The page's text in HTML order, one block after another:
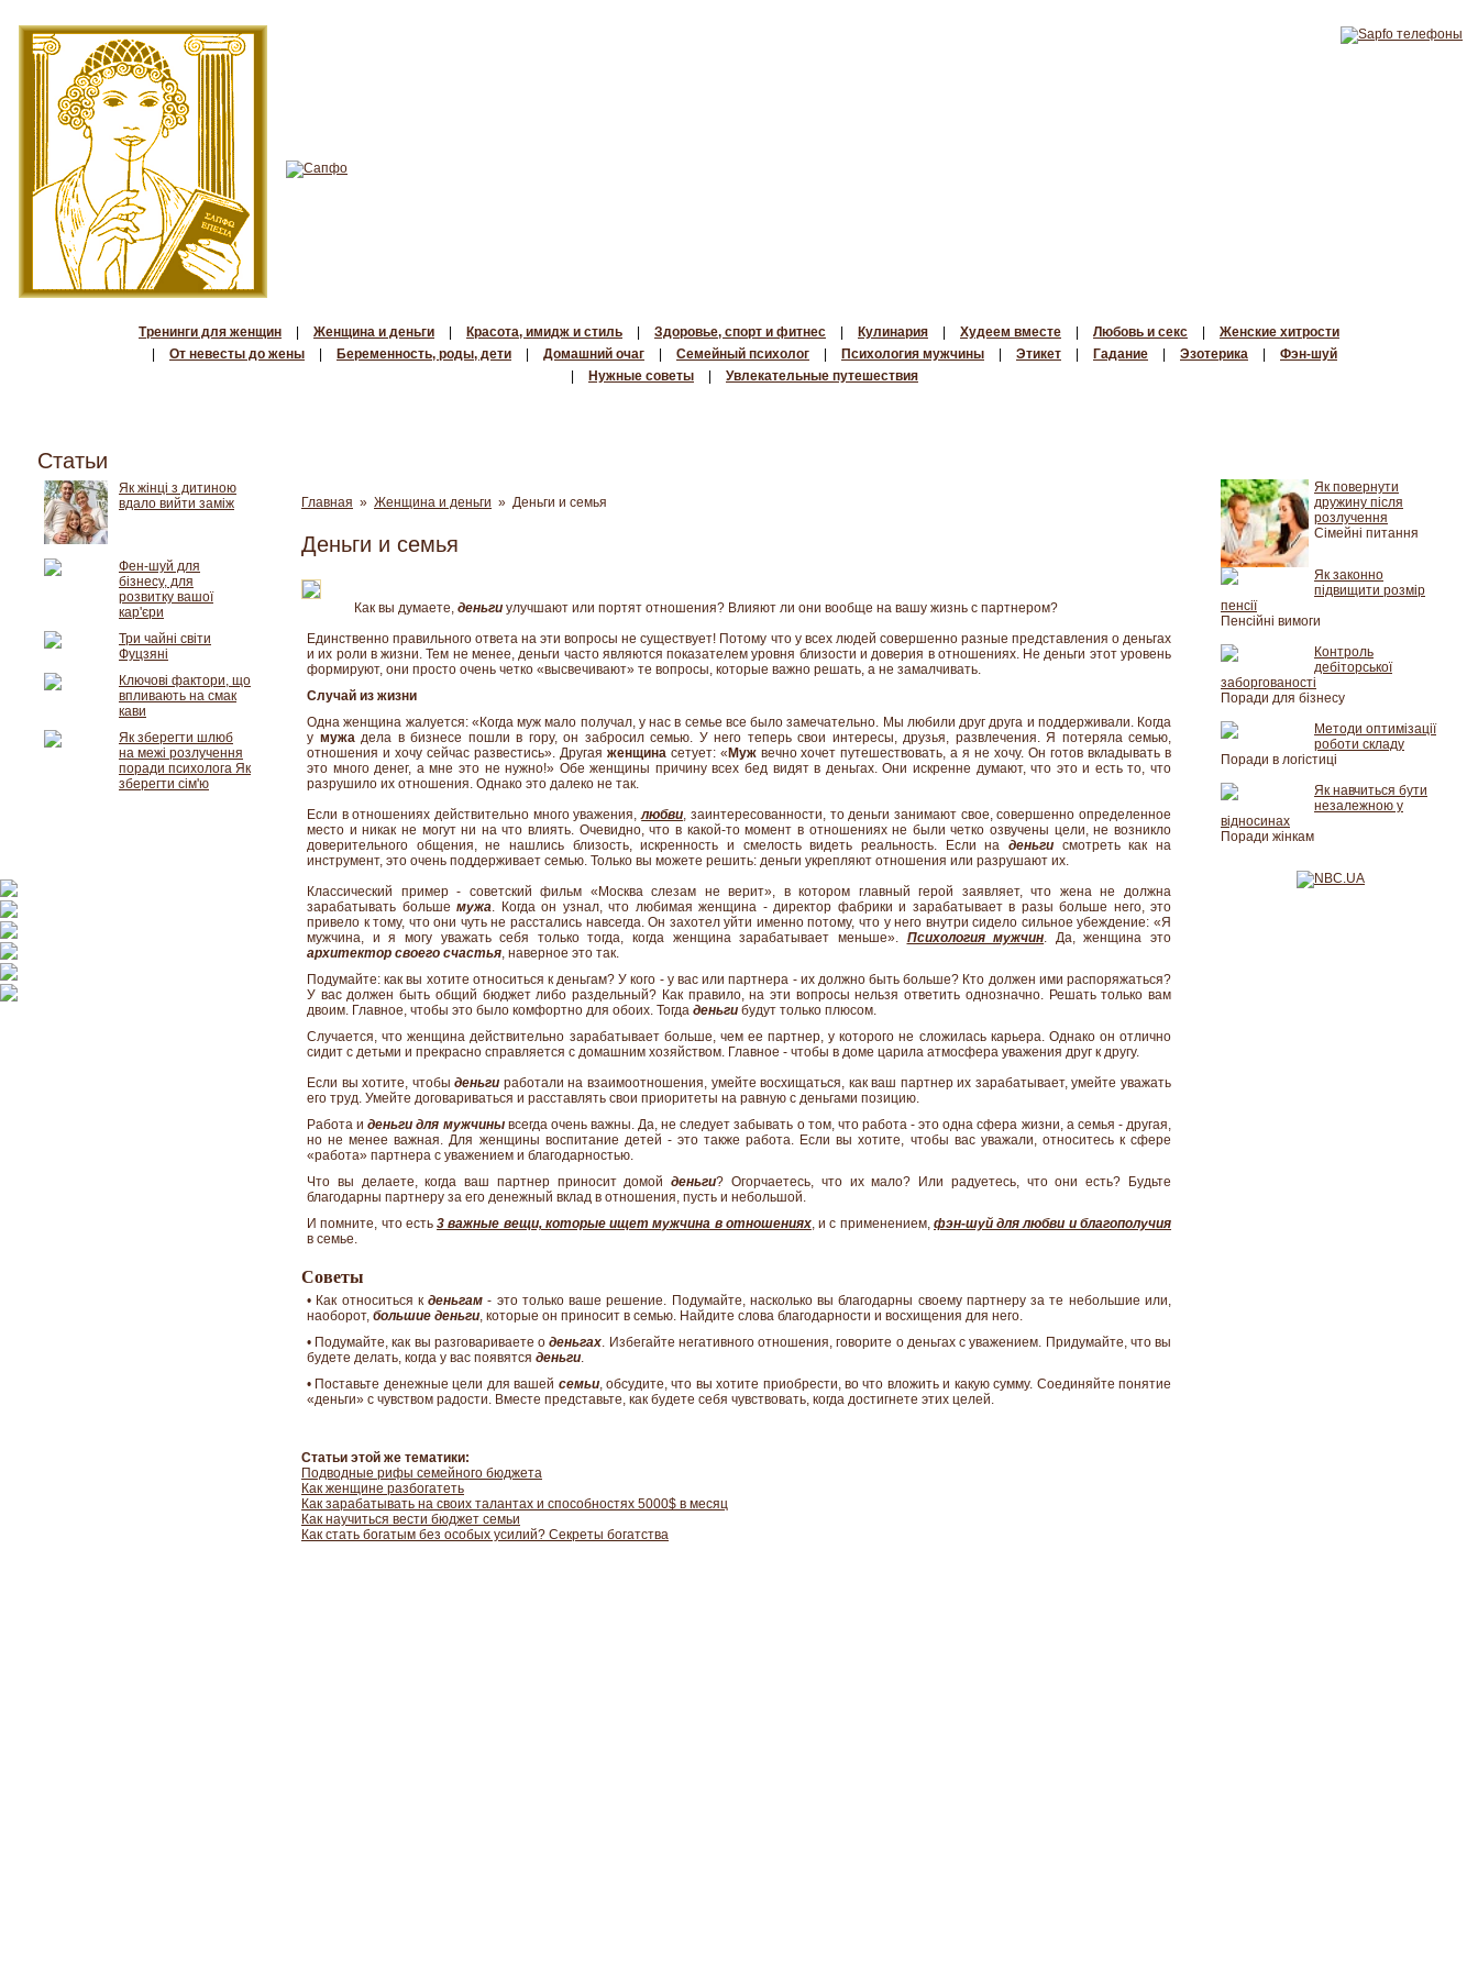
Тренинги для женщин Женщина и деньги Красота, имидж и стиль Здоровье, спорт и фитнес Кулинария Худеем вместе Любовь и секс
Женские хитрости
От невесты до жены Беременность, роды, дети Домашний очаг Семейный психолог Психология мужчины Этикет Гадание Эзотерика
Фэн-шуй
Нужные советы Увлекательные путешествия
Главная » Женщина и деньги » Деньги и семья
Деньги и семья
Как вы думаете, деньги улучшают или портят отношения? Влияют ли они вообще на вашу жизнь с партнером?
Единственно правильного ответа на эти вопросы не существует! Потому что у всех людей совершенно разные представления о деньгах
и их роли в жизни. Тем не менее, деньги часто являются показателем уровня близости и доверия в отношениях. Не деньги этот уровень
формируют, они просто очень четко «высвечивают» те вопросы, которые важно решать, а не замалчивать.
Случай из жизни
Одна женщина жалуется: «Когда муж мало получал, у нас в семье все было замечательно. Мы любили друг друга и поддерживали. Когда
у мужадела в бизнесе пошли в гору, он забросил семью. У него теперь свои интересы, друзья, развлечения. Я потеряла семью,
отношения и хочу сейчас развестись». Другая женщинасетует: « Мужвечно хочет путешествовать, а я не хочу. Он готов вкладывать в
это много денег, а мне это не нужно!» Обе женщины причину всех бед видят в деньгах. Они искренне думают, что это и есть то, что
разрушило их отношения. Однако это далеко не так.
Если в отношениях действительно много уважения,любви, заинтересованности, то деньги занимают свое, совершенно определенное
место и никак не могут ни на что влиять. Очевидно, что в какой-то момент в отношениях не были четко озвучены цели, не возникло
доверительного общения, не нашлись близость, искренность и смелость видеть реальность. Если на деньги смотреть как на
инструмент, это очень поддерживает семью. Только вы можете решить: деньги укрепляют отношения или разрушают их.
Классический пример - советский фильм «Москва слезам не верит», в котором главный герой заявляет, что жена не должна
зарабатывать больше мужа. Когда он узнал, что любимая женщина - директор фабрики и зарабатывает в разы больше него, это
привело к тому, что они чуть не расстались навсегда. Он захотел уйти именно потому, что у него внутри сидело сильное убеждение: «Я
мужчина, и я могу уважать себя только тогда, когда женщина зарабатывает меньше». Психология мужчин. Да, женщина это
архитектор своего счастья, наверное это так.
Подумайте: как вы хотите относиться к деньгам? У кого - у вас или партнера - их должно быть больше? Кто должен ими распоряжаться?
У вас должен быть общий бюджет либо раздельный? Как правило, на эти вопросы нельзя ответить однозначно. Решать только вам
двоим. Главное, чтобы это было комфортно для обоих. Тогда деньги будут только плюсом.
Случается, что женщина действительно зарабатывает больше, чем ее партнер, у которого не сложилась карьера. Однако он отлично
сидит с детьми и прекрасно справляется с домашним хозяйством. Главное - чтобы в доме царила атмосфера уважения друг к другу.
Если вы хотите, чтобыденьги работали на взаимоотношения, умейте восхищаться, как ваш партнер их зарабатывает, умейте уважать
его труд. Умейте договариваться и расставлять свои приоритеты на равную с деньгами позицию.
Работа иденьги для мужчинывсегда очень важны. Да, не следует забывать о том, что работа - это одна сфера жизни, а семья - другая,
но не менее важная. Для женщины воспитание детей - это также работа. Если вы хотите, чтобы вас уважали, относитесь к сфере
«работа» партнера с уважением и благодарностью.
Что вы делаете, когда ваш партнер приносит домойденьги? Огорчаетесь, что их мало? Или радуетесь, что они есть? Будьте
благодарны партнеру за его денежный вклад в отношения, пусть и небольшой.
И помните, что есть3 важные вещи, которые ищет мужчина в отношениях, и с применением, фэн-шуй для любви и благополучия
в семье.
Советы
• Как относиться кденьгам - это только ваше решение. Подумайте, насколько вы благодарны своему партнеру за те небольшие или,
наоборот, большие деньги, которые он приносит в семью. Найдите слова благодарности и восхищения для него.
• Подумайте, как вы разговариваете оденьгах. Избегайте негативного отношения, говорите о деньгах с уважением. Придумайте, что вы
будете делать, когда у вас появятся деньги.
• Поставьте денежные цели для вашей семьи, обсудите, что вы хотите приобрести, во что вложить и какую сумму. Соединяйте понятие
«деньги» с чувством радости. Вместе представьте, как будете себя чувствовать, когда достигнете этих целей.
Статьи этой же тематики:
Подводные рифы семейного бюджета
Как женщине разбогатеть
Как зарабатывать на своих талантах и способностях 5000$ в месяц
Как научиться вести бюджет семьи
Как стать богатым без особых усилий? Секреты богатства
Статьи
Як жінці з дитиною
вдало вийти заміж
Фен-шуй для
бізнесу, для
розвитку вашої
кар'єри
Три чайні світи
Фуцзяні
Ключові фактори, що
впливають на смак
кави
Як зберегти шлюб
на межі розлучення
поради психолога Як
зберегти сім'ю
Як повернути
дружину після
розлучення
Сімейні питання
Як законно
підвищити розмір
пенсії
Пенсійні вимоги
Контроль
дебіторської
заборгованості
Поради для бізнесу
Методи оптимізації
роботи складу
Поради в логістиці
Як навчиться бути
незалежною у
відносинах
Поради жінкам